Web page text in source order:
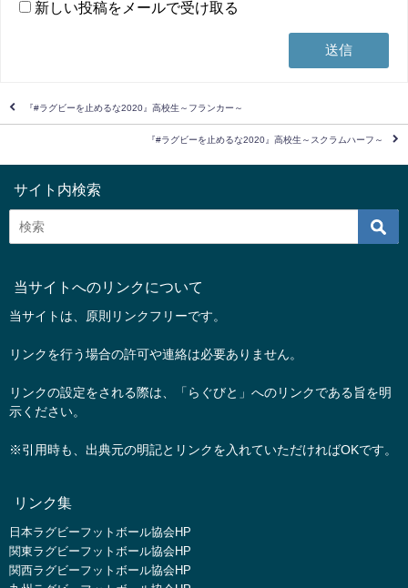
新しい投稿をメールで受け取る
『#ラグビーを止めるな2020』高校生～フランカー～
『#ラグビーを止めるな2020』高校生～スクラムハーフ～
サイト内検索
当サイトへのリンクについて
当サイトは、原則リンクフリーです。
リンクを行う場合の許可や連絡は必要ありません。
リンクの設定をされる際は、「らぐびと」へのリンクである旨を明
示ください。
※引用時も、出典元の明記とリンクを入れていただければOKです。
リンク集
日本ラグビーフットボール協会HP
関東ラグビーフットボール協会HP
関西ラグビーフットボール協会HP